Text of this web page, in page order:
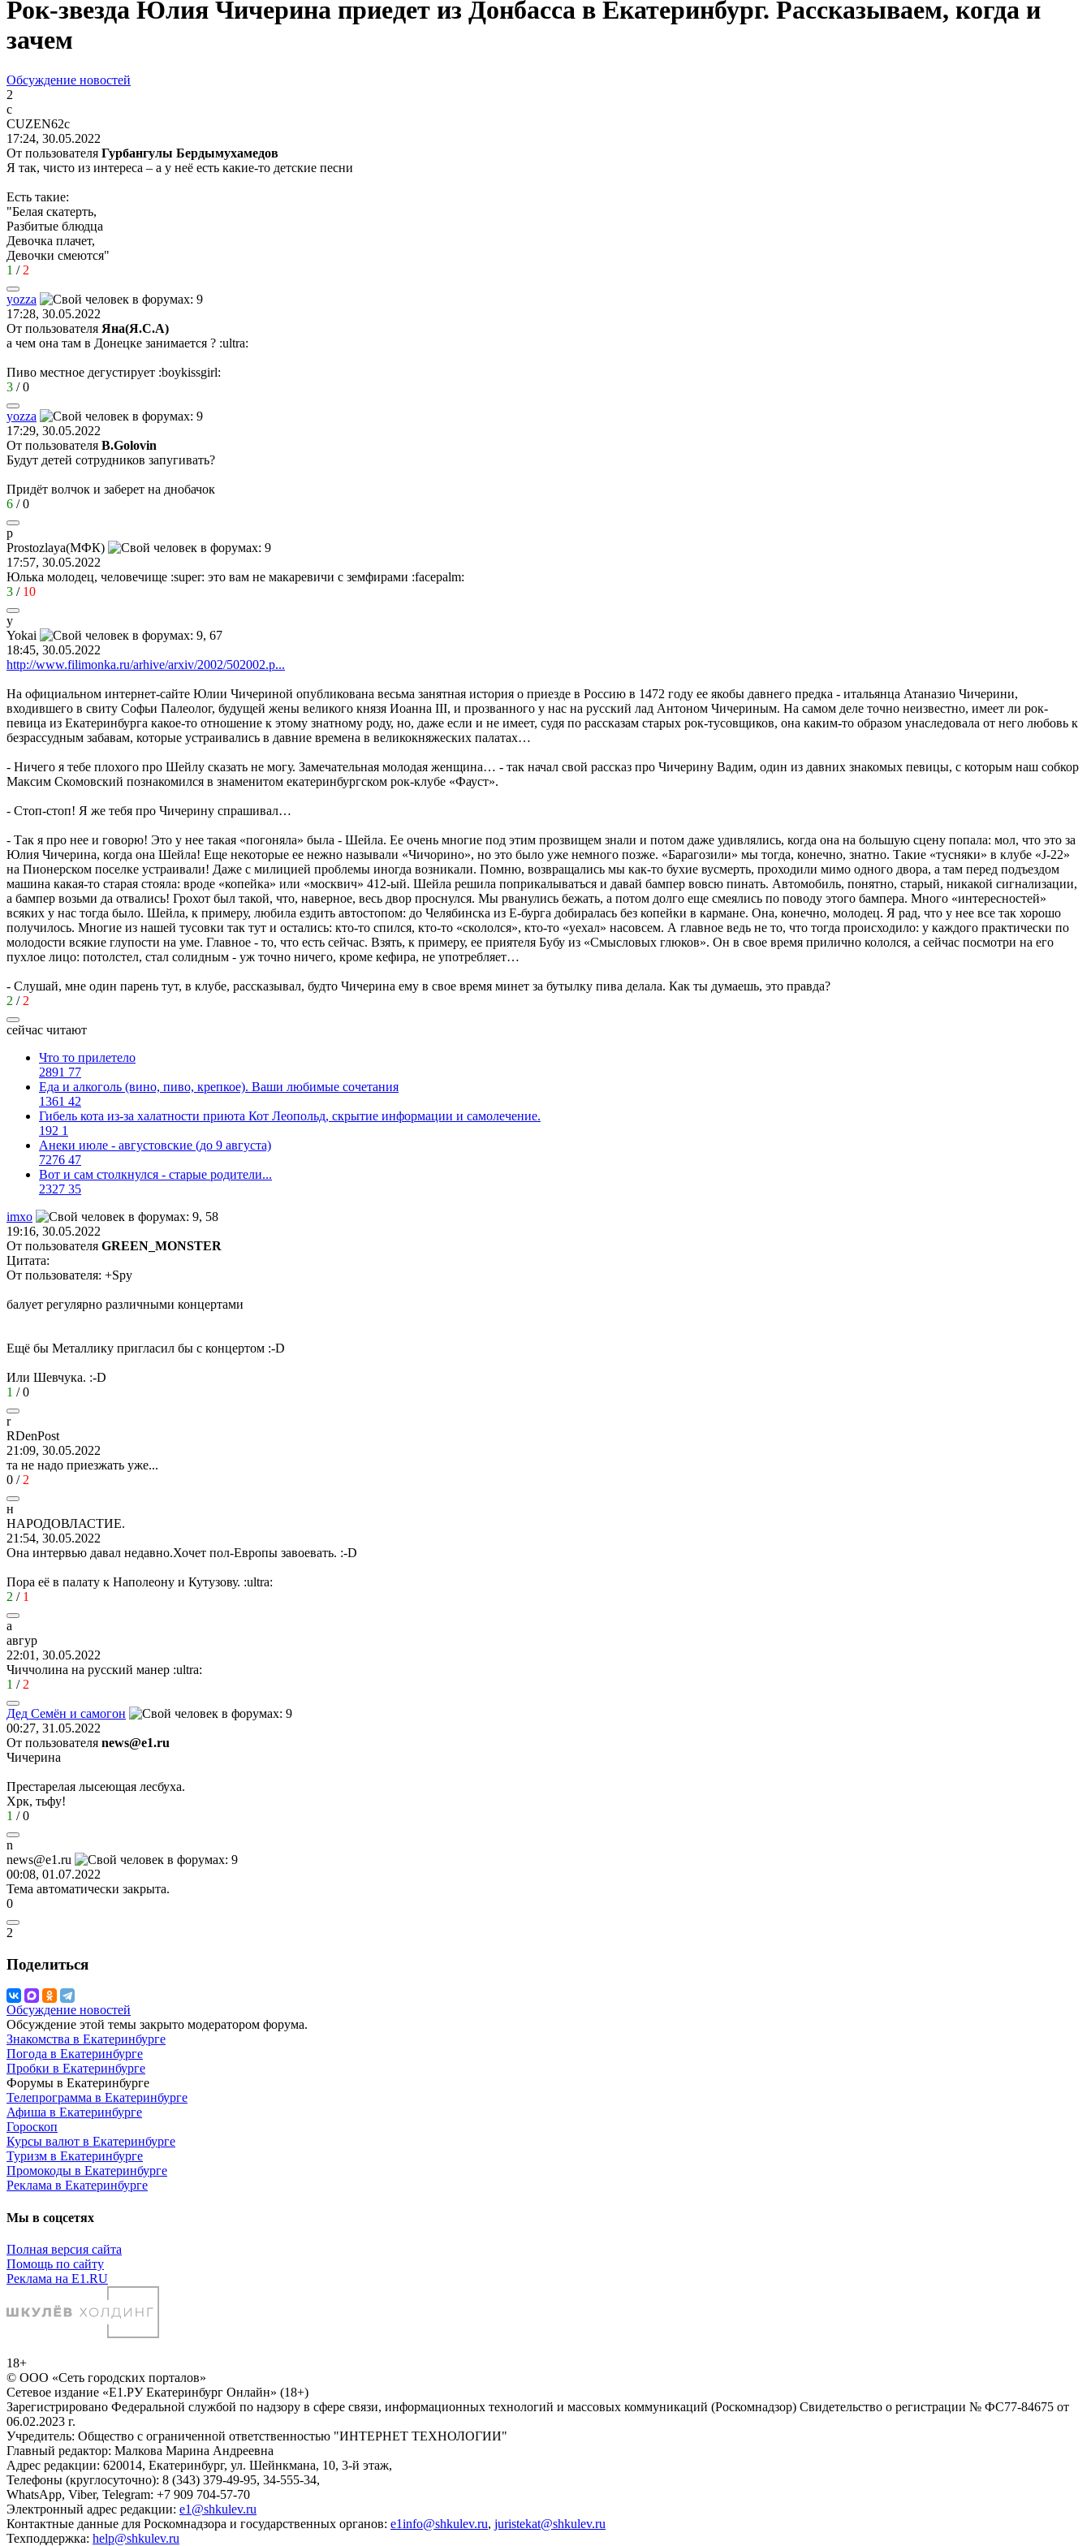
Рок-звезда Юлия Чичерина приедет из Донбасса в Екатеринбург. Рассказываем, когда и
зачем
Обсуждение новостей
2
c
CUZEN62c
17:24, 30.05.2022
От пользователя Гурбангулы Бердымухамедoв
Я так, чисто из интереса – а у неё есть какие-то детские песни
Есть такие:
"Белая скатерть,
Разбитые блюдца
Девочка плачет,
Девочки смеются"
1 / 2
yozza
17:28, 30.05.2022
От пользователя Яна(Я.С.А)
а чем она там в Донецке занимается ? :ultra:
Пиво местное дегустирует :boykissgirl:
3 /0
yozza
17:29, 30.05.2022
От пользователя B.Golovin
Будут детей сотрудников запугивать?
Придёт волчок и заберет на днобачок
6 /0
p
Prostozlaya(МФК)
17:57, 30.05.2022
Юлька молодец, человечище :super: это вам не макаревичи с земфирами :facepalm:
3 / 10
y
Yokai
18:45, 30.05.2022
http://www.filimonka.ru/arhive/arxiv/2002/502002.p...
На официальном интернет-сайте Юлии Чичериной опубликована весьма занятная история о приезде в Россию в 1472 году ее якобы давнего предка - итальянца Атаназио Чичерини,
входившего в свиту Софьи Палеолог, будущей жены великого князя Иоанна III, и прозванного у нас на русский лад Антоном Чичериным. На самом деле точно неизвестно, имеет ли рок-
певица из Екатеринбурга какое-то отношение к этому знатному роду, но, даже если и не имеет, судя по рассказам старых рок-тусовщиков, она каким-то образом унаследовала от него любовь к
безрассудным забавам, которые устраивались в давние времена в великокняжеских палатах…
- Ничего я тебе плохого про Шейлу сказать не могу. Замечательная молодая женщина… - так начал свой рассказ про Чичерину Вадим, один из давних знакомых певицы, с которым наш собкор
Максим Скомовский познакомился в знаменитом екатеринбургском рок-клубе «Фауст».
- Стоп-стоп! Я же тебя про Чичерину спрашивал…
- Так я про нее и говорю! Это у нее такая «погоняла» была - Шейла. Ее очень многие под этим прозвищем знали и потом даже удивлялись, когда она на большую сцену попала: мол, что это за
Юлия Чичерина, когда она Шейла! Еще некоторые ее нежно называли «Чичорино», но это было уже немного позже. «Барагозили» мы тогда, конечно, знатно. Такие «тусняки» в клубе «J-22»
на Пионерском поселке устраивали! Даже с милицией проблемы иногда возникали. Помню, возвращались мы как-то бухие вусмерть, проходили мимо одного двора, а там перед подъездом
машина какая-то старая стояла: вроде «копейка» или «москвич» 412-ый. Шейла решила поприкалываться и давай бампер вовсю пинать. Автомобиль, понятно, старый, никакой сигнализации,
а бампер возьми да отвались! Грохот был такой, что, наверное, весь двор проснулся. Мы рванулись бежать, а потом долго еще смеялись по поводу этого бампера. Много «интересностей»
всяких у нас тогда было. Шейла, к примеру, любила ездить автостопом: до Челябинска из Е-бурга добиралась без копейки в кармане. Она, конечно, молодец. Я рад, что у нее все так хорошо
получилось. Многие из нашей тусовки так тут и остались: кто-то спился, кто-то «скололся», кто-то «уехал» насовсем. А главное ведь не то, что тогда происходило: у каждого практически по
молодости всякие глупости на уме. Главное - то, что есть сейчас. Взять, к примеру, ее приятеля Бубу из «Смысловых глюков». Он в свое время прилично кололся, а сейчас посмотри на его
пухлое лицо: потолстел, стал солидным - уж точно ничего, кроме кефира, не употребляет…
- Слушай, мне один парень тут, в клубе, рассказывал, будто Чичерина ему в свое время минет за бутылку пива делала. Как ты думаешь, это правда?
2 / 2
сейчас читают
Что то прилетело
2891 77
Еда и алкоголь (вино, пиво, крепкое). Ваши любимые сочетания
1361 42
Гибель кота из-за халатности приюта Кот Леопольд, скрытиe информации и самолечение.
192 1
Анеки июле - августовские (до 9 августа)
7276 47
Вот и сам столкнулся - старые родители...
2327 35
imxo
19:16, 30.05.2022
От пользователя GREEN_MONSTER
Цитата:
От пользователя: +Spy
балует регулярно различными концертами
Ещё бы Металлику пригласил бы с концертом :-D
Или Шевчука. :-D
1 /0
r
RDenPost
21:09, 30.05.2022
та не надо приезжать уже...
0 / 2
н
НАРОДОВЛАСТИЕ.
21:54, 30.05.2022
Она интервью давал недавно.Хочет пол-Европы завоевать. :-D
Пора её в палату к Наполеону и Кутузову. :ultra:
2 / 1
а
авгуp
22:01, 30.05.2022
Чиччолина на русский манер :ultra:
1 / 2
Дед Семён и самогон
00:27, 31.05.2022
От пользователя news@e1.ru
Чичерина
Престарелая лысеющая лесбуха.
Хрк, тьфу!
1 /0
n
news@e1.ru
00:08, 01.07.2022
Тема автоматически закрыта.
0
2
Поделиться
Обсуждение новостей
Обсуждение этой темы закрыто модератором форума.
Знакомства в Екатеринбурге
Погода в Екатеринбурге
Пробки в Екатеринбурге
Форумы в Екатеринбурге
Телепрограмма в Екатеринбурге
Афиша в Екатеринбурге
Гороскоп
Курсы валют в Екатеринбурге
Туризм в Екатеринбурге
Промокоды в Екатеринбурге
Реклама в Екатеринбурге
Мы в соцсетях
Полная версия сайта
Помощь по сайту
Реклама на E1.RU
18+
© ООО «Сеть городских порталов»
Сетевое издание «Е1.РУ Екатеринбург Онлайн» (18+)
Зарегистрировано Федеральной службой по надзору в сфере связи, информационных технологий и массовых коммуникаций (Роскомнадзор) Свидетельство о регистрации № ФС77-84675 от
06.02.2023 г.
Учредитель: Общество с ограниченной ответственностью "ИНТЕРНЕТ ТЕХНОЛОГИИ"
Главный редактор: Малкова Марина Андреевна
Адрес редакции: 620014, Екатеринбург, ул. Шейнкмана, 10, 3-й этаж,
Телефоны (круглосуточно): 8 (343) 379-49-95, 34-555-34,
WhatsApp, Viber, Telegram: +7 909 704-57-70
Электронный адрес редакции: e1@shkulev.ru
Контактные данные для Роскомнадзора и государственных органов: e1info@shkulev.ru, juristekat@shkulev.ru
Техподдержка: help@shkulev.ru